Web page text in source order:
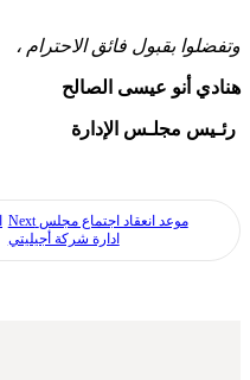
وتفضلوا بقبول فائق الاحترام ،
هنادي أنو عيسى الصالح
رئـيس مجلـس الإدارة
Next موعد انعقاد اجتماع مجلس
ادارة شركة أجيليتي